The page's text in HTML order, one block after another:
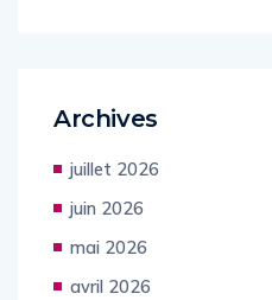
Archives
juillet 2026
juin 2026
mai 2026
avril 2026